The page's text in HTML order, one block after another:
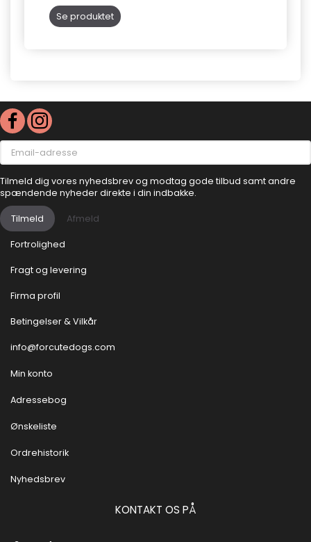
Se produktet
Email-
adresse
Tilmeld dig vores nyhedsbrev og modtag gode tilbud samt andre
spændende nyheder direkte i din indbakke.
Tilmeld Afmeld
Fortrolighed
Fragt og levering
Firma profil
Betingelser & Vilkår
info@forcutedogs.com
Min konto
Adressebog
Ønskeliste
Ordrehistorik
Nyhedsbrev
KONTAKT OS PÅ